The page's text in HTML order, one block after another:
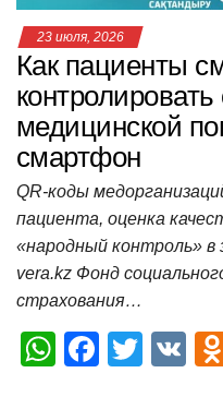
23 июля, 2026
Как пациенты
медицинской
смартфон
QR-коды
пациента, оценка
«народный контроль» в
vera.kz Фонд
страхования…
W F
T
V